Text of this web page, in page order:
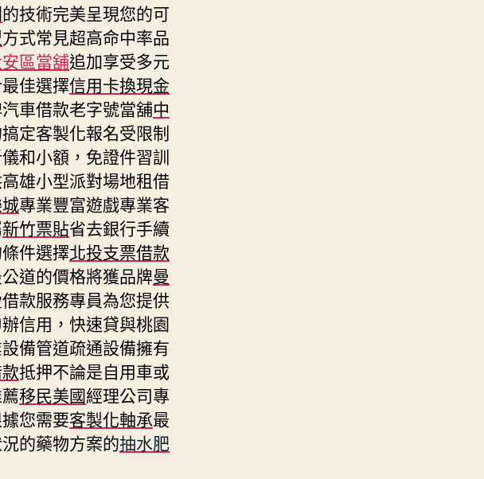
的技術完美呈現您的可
方式常見超高命中率品
區當舖追加享受多元
佳選擇信用卡換現金
車借款老字號當舖中
定客製化報名受限制
和小額，免證件習訓
雄小型派對場地租借
專業豐富遊戲專業客
新竹票貼省去銀行手續
件選擇北投支票借款
道的價格將獲品牌曼
款服務專員為您提供
信用，快速貸與桃園
備管道疏通設備擁有
抵押不論是自用車或
移民美國經理公司專
您需要客製化軸承最
的藥物方案的抽水肥